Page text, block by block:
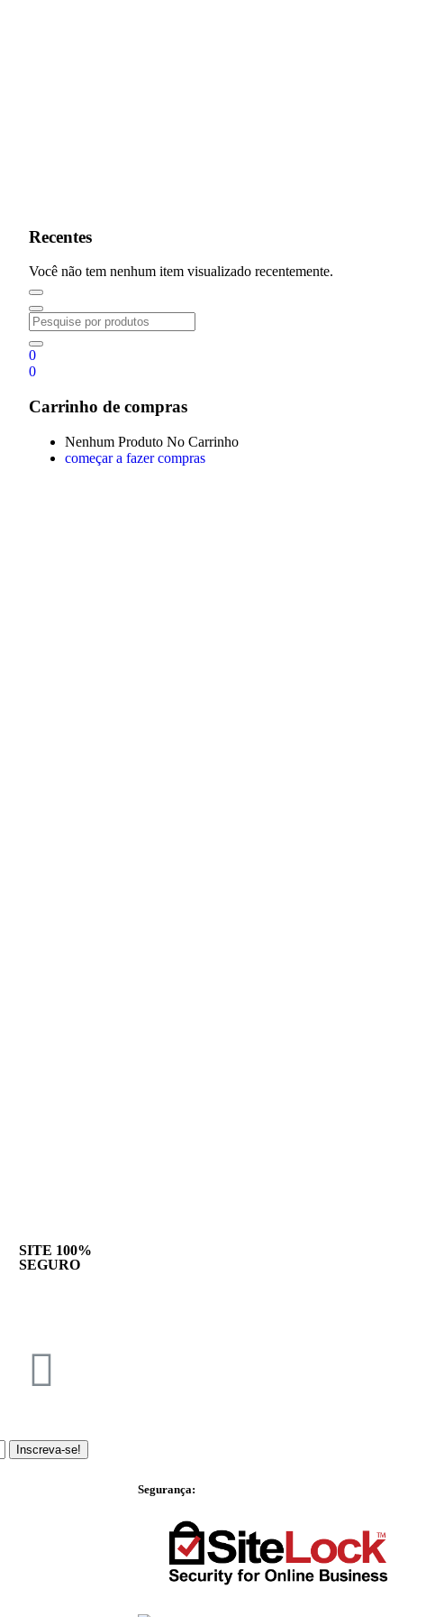
Recentes
Você não tem nenhum item visualizado recentemente.
0
0
Carrinho de compras
Nenhum Produto No Carrinho
começar a fazer compras
SITE 100%
SEGURO
Inscreva-se!
Segurança: